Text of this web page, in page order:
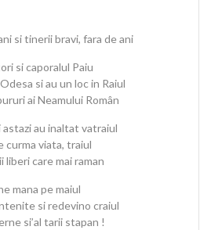
si tinerii bravi, fara de ani
si caporalul Paiu
si au un loc in Raiul
ai Neamului Român
astazi au inaltat vatraiul
curma viata, traiul
liberi care mai raman
mana pe maiul
si redevino craiul
si’al tarii stapan !